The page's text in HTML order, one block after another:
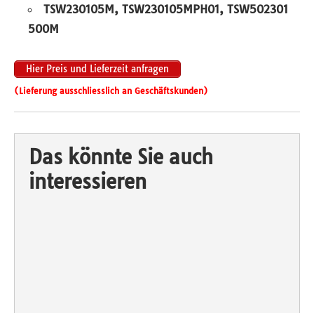
TSW230105M, TSW230105MPH01, TSW502301
500M
Hier Preis und Lieferzeit anfragen
(Lieferung ausschliesslich an Geschäftskunden)
Das könnte Sie auch
interessieren